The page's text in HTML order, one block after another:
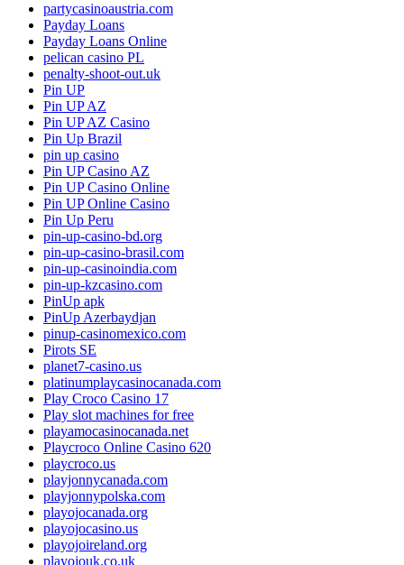
partycasinoaustria.com
Payday Loans
Payday Loans Online
pelican casino PL
penalty-shoot-out.uk
Pin UP
Pin UP AZ
Pin UP AZ Casino
Pin Up Brazil
pin up casino
Pin UP Casino AZ
Pin UP Casino Online
Pin UP Online Casino
Pin Up Peru
pin-up-casino-bd.org
pin-up-casino-brasil.com
pin-up-casinoindia.com
pin-up-kzcasino.com
PinUp apk
PinUp Azerbaydjan
pinup-casinomexico.com
Pirots SE
planet7-casino.us
platinumplaycasinocanada.com
Play Croco Casino 17
Play slot machines for free
playamocasinocanada.net
Playcroco Online Casino 620
playcroco.us
playjonnycanada.com
playjonnypolska.com
playojocanada.org
playojocasino.us
playojoireland.org
playojouk.co.uk